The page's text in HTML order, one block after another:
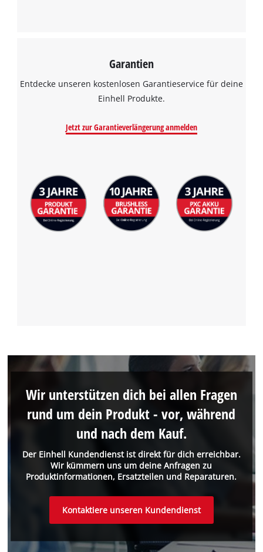
Garantien
Entdecke unseren kostenlosen Garantieservice für deine
Einhell Produkte.
Jetzt zur Garantieverlängerung anmelden
Der Einhell Kundendienst ist direkt für dich erreichbar.
Wir kümmern uns um deine Anfragen zu
Produktinformationen, Ersatzteilen und Reparaturen.
Wir unterstützen dich bei allen Fragen
rund um dein Produkt - vor, während
und nach dem Kauf.
Kontaktiere unseren Kundendienst